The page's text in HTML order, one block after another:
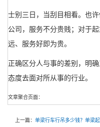
士别三日，当刮目相看。也
公司，服务不分贵贱；对于
远、服务好即为贵。
正确区分人与事的差别，明
态度去面对所从事的行业。
文章聚合页面：
上一篇： 单梁行车行吊多少钱？单梁